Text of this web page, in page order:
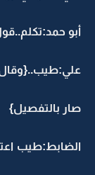
أبو
صار بالتفصيل}
الضابط:طيب